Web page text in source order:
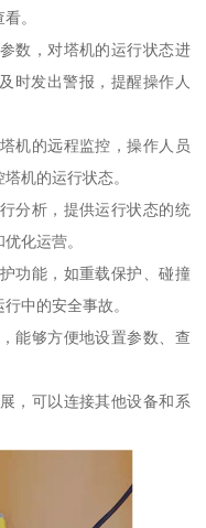
。
数，对塔机的运行状态进
时发出警报，提醒操作人
机的远程监控，操作人员
机的运行状态。
分析，提供运行状态的统
化运营。
功能，如重载保护、碰撞
中的安全事故。
能够方便地设置参数、查
，可以连接其他设备和系